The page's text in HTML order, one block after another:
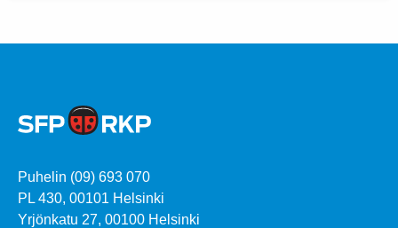
Puhelin (09) 693 070
PL 430, 00101 Helsinki
Yrjönkatu 27, 00100 Helsinki